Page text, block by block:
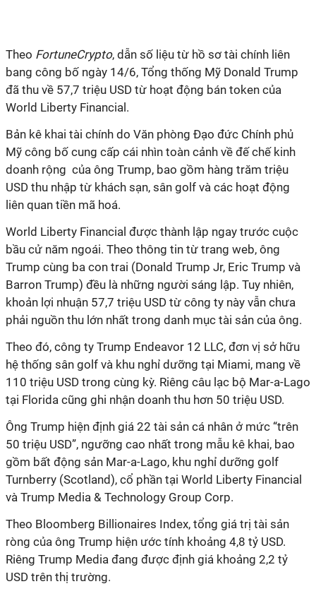
Theo FortuneCrypto, dẫn số liệu từ hồ sơ tài chính liên
bang công bố ngày 14/6, Tổng thống Mỹ Donald Trump
đã thu về 57,7 triệu USD từ hoạt động bán token của
World Liberty Financial.
Bản kê khai tài chính do Văn phòng Đạo đức Chính phủ
Mỹ công bố cung cấp cái nhìn toàn cảnh về đế chế kinh
doanh rộng của ông Trump, bao gồm hàng trăm triệu
USD thu nhập từ khách sạn, sân golf và các hoạt động
liên quan tiền mã hoá.
World Liberty Financial được thành lập ngay trước cuộc
bầu cử năm ngoái. Theo thông tin từ trang web, ông
Trump cùng ba con trai (Donald Trump Jr, Eric Trump và
Barron Trump) đều là những người sáng lập. Tuy nhiên,
khoản lợi nhuận 57,7 triệu USD từ công ty này vẫn chưa
phải nguồn thu lớn nhất trong danh mục tài sản của ông.
Theo đó, công ty Trump Endeavor 12 LLC, đơn vị sở hữu
hệ thống sân golf và khu nghỉ dưỡng tại Miami, mang về
110 triệu USD trong cùng kỳ. Riêng câu lạc bộ Mar-a-Lago
tại Florida cũng ghi nhận doanh thu hơn 50 triệu USD.
Ông Trump hiện định giá 22 tài sản cá nhân ở mức “trên
50 triệu USD”, ngưỡng cao nhất trong mẫu kê khai, bao
gồm bất động sản Mar-a-Lago, khu nghỉ dưỡng golf
Turnberry (Scotland), cổ phần tại World Liberty Financial
và Trump Media & Technology Group Corp.
Theo Bloomberg Billionaires Index, tổng giá trị tài sản
ròng của ông Trump hiện ước tính khoảng 4,8 tỷ USD.
Riêng Trump Media đang được định giá khoảng 2,2 tỷ
USD trên thị trường.